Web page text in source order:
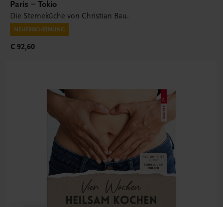
Paris – Tokio
Die Sterneküche von Christian Bau.
NEUERSCHEINUNG
€ 92,60